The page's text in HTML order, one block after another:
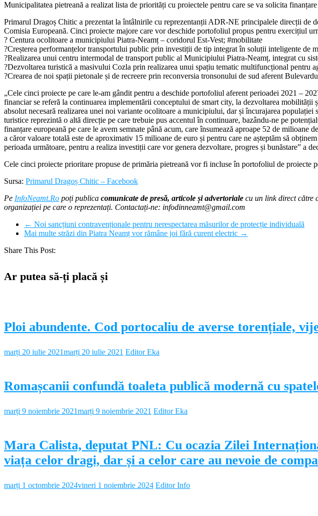
Municipalitatea pietreană a realizat lista de priorități cu proiectele pentru care se va solicita
Primarul Dragoș Chitic a prezentat la întâlnirile cu reprezentanții ADR-NE principalele direcții de
Comisia Europeană. Cinci proiecte majore care vor deschide portofoliul propus pentru exercițiul
? Centura ocolitoare a municipiului Piatra-Neamț – coridorul Est-Vest; #mobilitate
?Creșterea performanțelor transportului public prin investiții de tip integrat în soluții inteligente de
?Realizarea unui centru intermodal de transport public al Municipiului Piatra-Neamț, integrat cu
?Dezvoltarea turistică a masivului Cozla prin realizarea unui spațiu tematic multifuncțional pentru
?Crearea de noi spații pietonale și de recreere prin reconversia tronsonului de sud aferent
„Cele cinci proiecte pe care le-am gândit pentru a deschide portofoliul aferent perioadei 2021 –
financiar se referă la continuarea implementării conceptului de smart city, la dezvoltarea
absolut necesară realizarea unei noi variante ocolitoare a municipiului, dar și încurajarea
turistice reprezintă o altă direcție pe care trebuie pus accentul în continuare, bazându-ne pe
finanțare europeană pe care le avem semnate până acum, care însumează aproape 52 de
a căror valoare totală este de aproximativ 15 milioane de euro și pentru care ne așteptăm să
perioada următoare, pentru a realiza investiții care vor genera dezvoltare, progres și bunăstare” a
Cele cinci proiecte prioritare propuse de primăria pietreană vor fi incluse în portofoliul de proiecte
Sursa: Primarul Dragoș Chitic – Facebook
Pe InfoNeamt.Ro poți publica comunicate de presă, articole și advertoriale cu un link direct către
organizației pe care o reprezentați. Contactați-ne: infodinneamt@gmail.com
← Noi sancțiuni contravenționale pentru nerespectarea măsurilor de protecție individuală
Mai multe străzi din Piatra Neamț vor rămâne joi fără curent electric →
Share This Post:
Ar putea să-ți placă și
Ploi abundente. Cod portocaliu de averse torențiale,
marți 20 iulie 2021marți 20 iulie 2021 Editor Eka
Romașcanii confundă toaleta publică modernă cu
marți 9 noiembrie 2021marți 9 noiembrie 2021 Editor Eka
Mara Calista, deputat PNL: Cu ocazia Zilei
viața celor dragi, dar și a celor care au nevoie de
marți 1 octombrie 2024vineri 1 noiembrie 2024 Editor Info